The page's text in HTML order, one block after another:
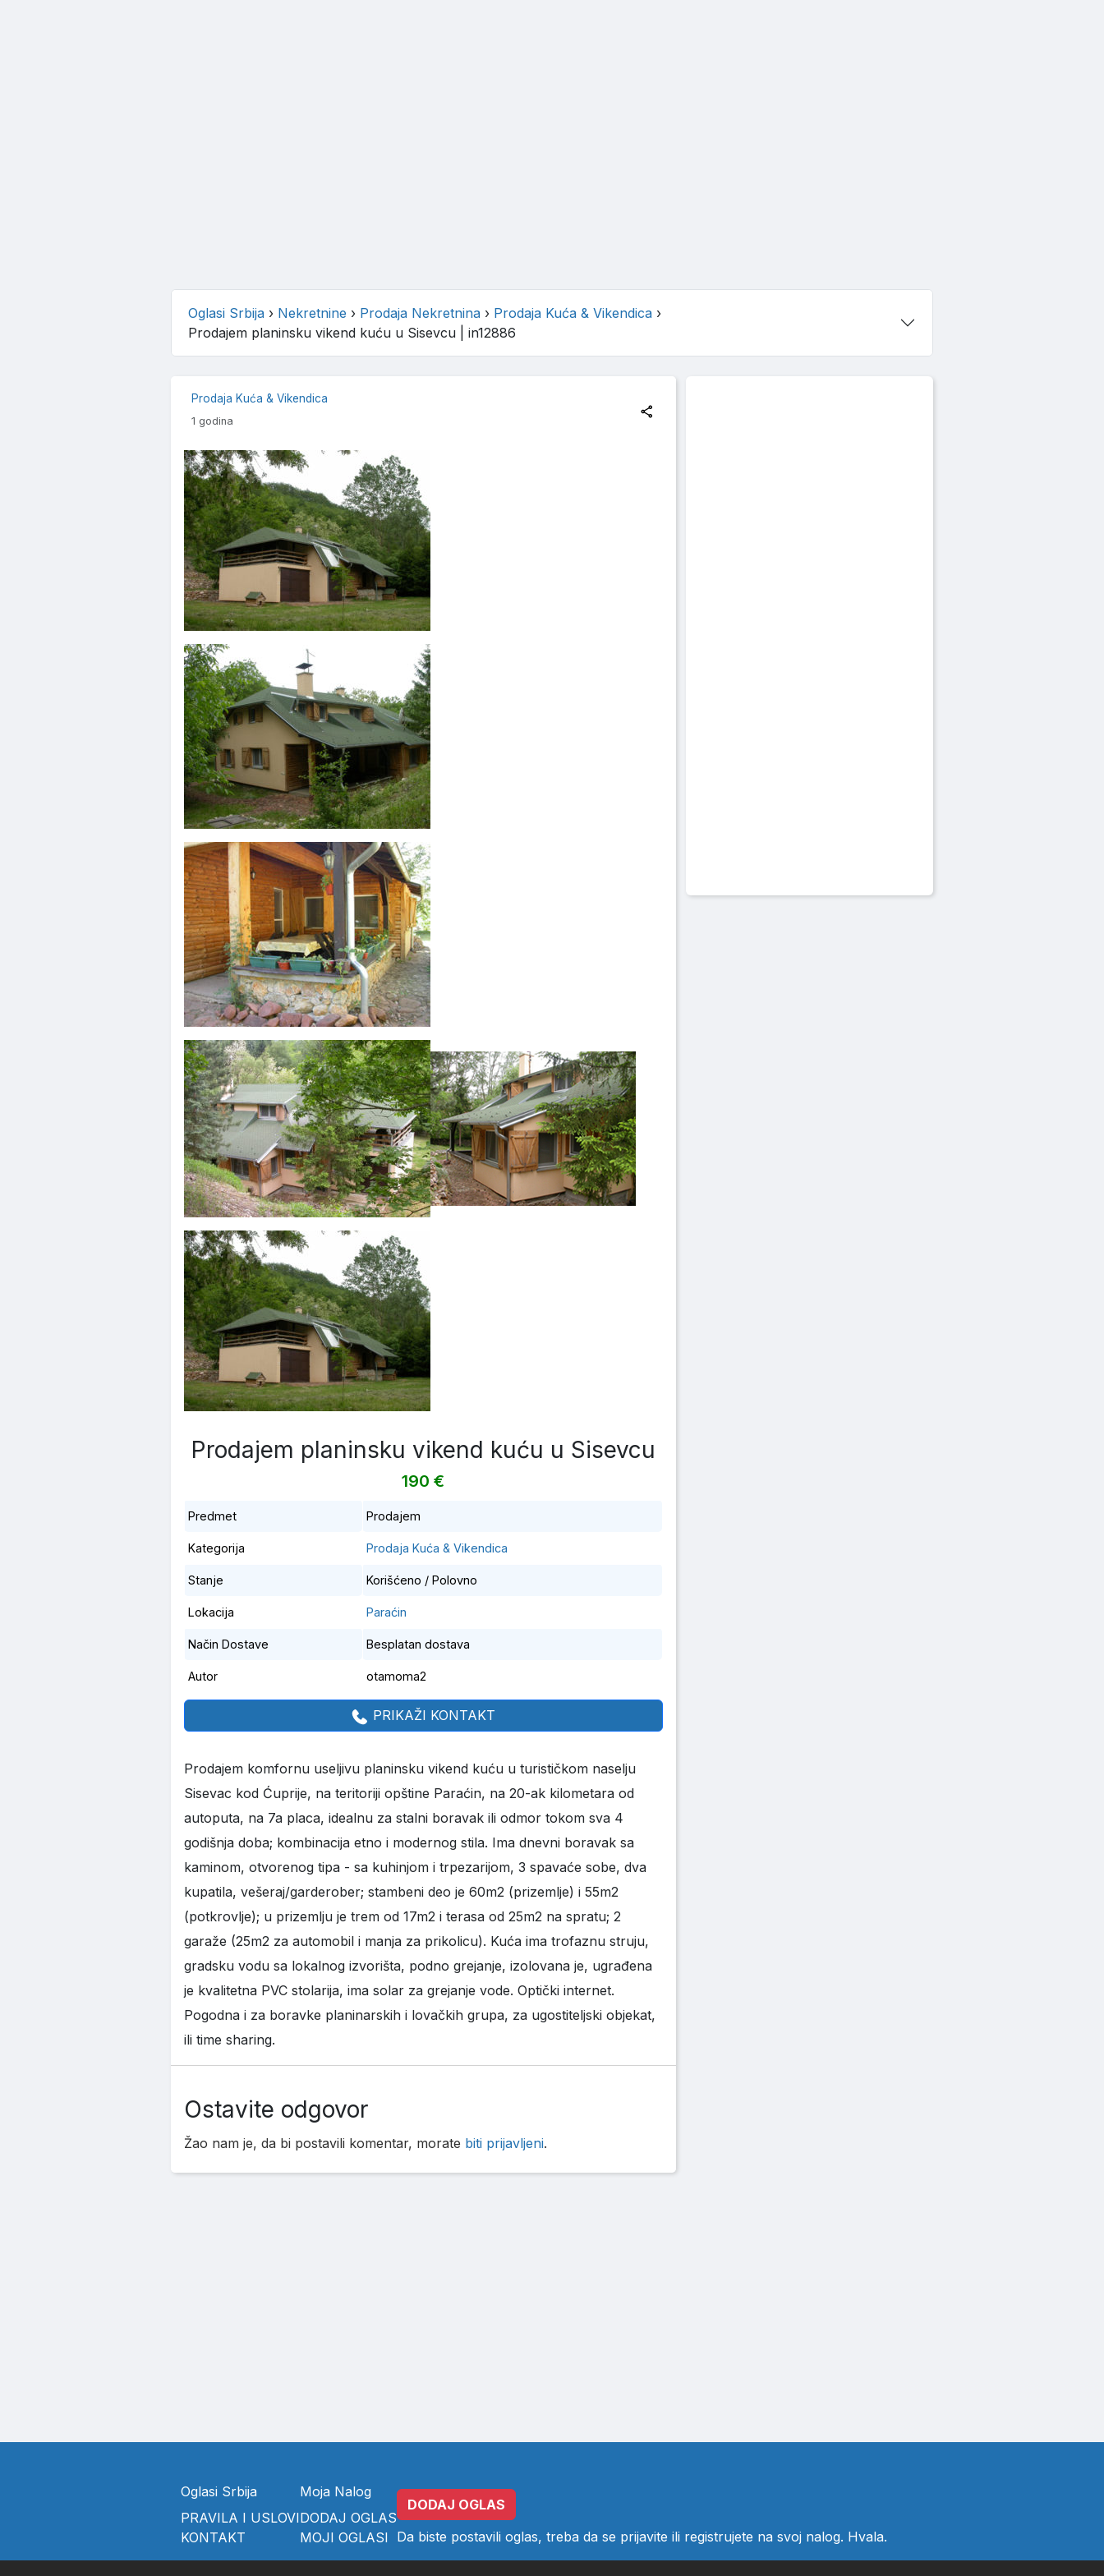
Oglasi Srbija› Nekretnine › Prodaja Nekretnina› Prodaja Kuća & Vikendica›
Prodajem planinsku vikend kuću u Sisevcu| in12886
Prodaja Kuća & Vikendica
1 godina
Prodajem planinsku vikend kuću u Sisevcu
190 €
Predmet Prodajem
Kategorija Prodaja Kuća & Vikendica
Stanje Korišćeno / Polovno
Lokacija Paraćin
Način Dostave Besplatan dostava
Autor otamoma2
PRIKAŽI KONTAKT
Prodajem komfornu useljivu planinsku vikend kuću u turističkom naselju
Sisevac kod Ćuprije, na teritoriji opštine Paraćin, na 20-ak kilometara od
autoputa, na 7a placa, idealnu za stalni boravak ili odmor tokom sva 4
godišnja doba; kombinacija etno i modernog stila. Ima dnevni boravak sa
kaminom, otvorenog tipa - sa kuhinjom i trpezarijom, 3 spavaće sobe, dva
kupatila, vešeraj/garderober; stambeni deo je 60m2 (prizemlje) i 55m2
(potkrovlje); u prizemlju je trem od 17m2 i terasa od 25m2 na spratu; 2
garaže (25m2 za automobil i manja za prikolicu). Kuća ima trofaznu struju,
gradsku vodu sa lokalnog izvorišta, podno grejanje, izolovana je, ugrađena
je kvalitetna PVC stolarija, ima solar za grejanje vode. Optički internet.
Pogodna i za boravke planinarskih i lovačkih grupa, za ugostiteljski objekat,
ili time sharing.
Ostavite odgovor
Žao nam je, da bi postavili komentar, morate biti prijavljeni.
Oglasi Srbija
PRAVILA I USLOVI
KONTAKT
Moja Nalog
DODAJ OGLAS
MOJI OGLASI
DODAJ OGLAS
Da biste postavili oglas, treba da se prijavite ili registrujete na svoj nalog. Hvala.